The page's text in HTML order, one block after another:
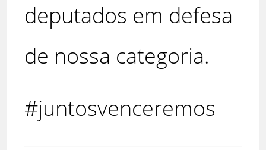
deputados em defesa
de nossa categoria.
#juntosvenceremos